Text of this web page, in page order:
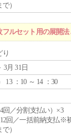
）
ルセット用の展開法
3月 31日
13 ：10 ～ 14 ：30
回／分割支払い）×3
12回／一括前納支払※
）